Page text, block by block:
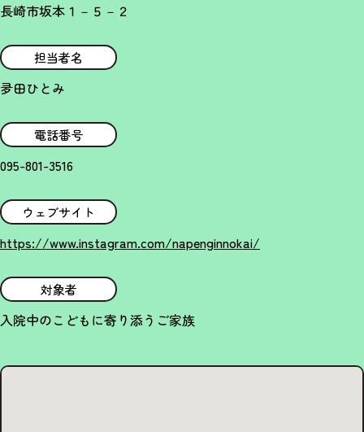
長崎市坂本１－５－２
担当者名
夛田ひとみ
電話番号
095-801-3516
ウェブサイト
https://www.instagram.com/napenginnokai/
対象者
入院中のこどもに寄り添うご家族